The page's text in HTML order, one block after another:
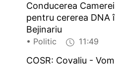
Conducerea
pentru cererea DNA
Bejinariu
• Politic 11:49
COSR: Covaliu -